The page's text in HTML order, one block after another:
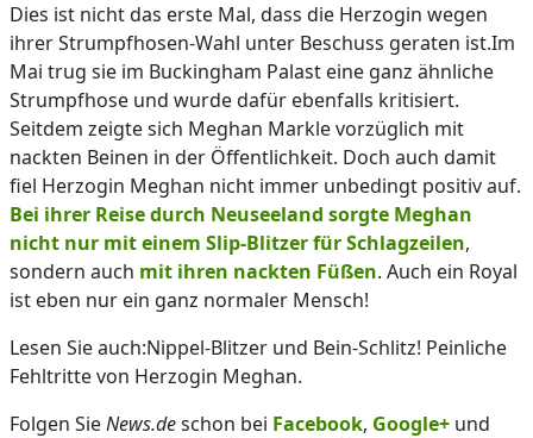
Dies ist nicht das erste Mal, dass die Herzogin wegen
ihrer Strumpfhosen-Wahl unter Beschuss geraten ist.Im
Mai trug sie im Buckingham Palast eine ganz ähnliche
Strumpfhose und wurde dafür ebenfalls kritisiert.
Seitdem zeigte sich Meghan Markle vorzüglich mit
nackten Beinen in der Öffentlichkeit. Doch auch damit
fiel Herzogin Meghan nicht immer unbedingt positiv auf.
Bei ihrer Reise durch Neuseeland sorgte Meghan
nicht nur mit einem Slip-Blitzer für Schlagzeilen,
sondern auch mit ihren nackten Füßen. Auch ein Royal
ist eben nur ein ganz normaler Mensch!
Lesen Sie auch:Nippel-Blitzer und Bein-Schlitz! Peinliche
Fehltritte von Herzogin Meghan.
Folgen SieNews.deschon bei Facebook, Google+ und